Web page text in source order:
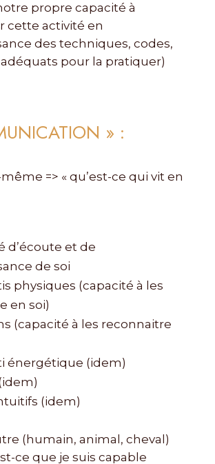
propre capacité à
cette activité en
des techniques, codes,
pour la pratiquer)
» :
=> « qu’est-ce qui vit en
d’écoute et de
de soi
physiques (capacité à les
en soi)
(capacité à les reconnaitre
énergétique (idem)
(idem)
(humain, animal, cheval)
ce que je suis capable